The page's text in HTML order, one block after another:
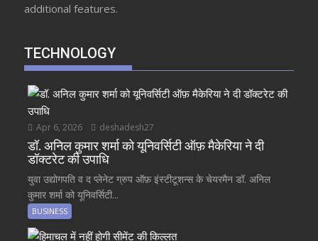
additional features.
TECHNOLOGY
Apr 6, 2026 deshadesh27
डॉ. अनिल कुमार शर्मा को यूनिवर्सिटी ऑफ़ मैकेरिया ने दी
डॉक्टरेट की उपाधि
युवा उद्योगपति व द प्लेनेट ग्रुप ऑफ़ इंस्टीटूशन्स के चेयरमैन डॉ. अनिल
कुमार शर्मा को यूनिवर्सिटी...
BUSINESS